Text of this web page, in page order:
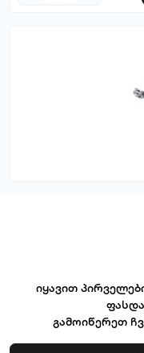
იყავით
გამოიწერეთ